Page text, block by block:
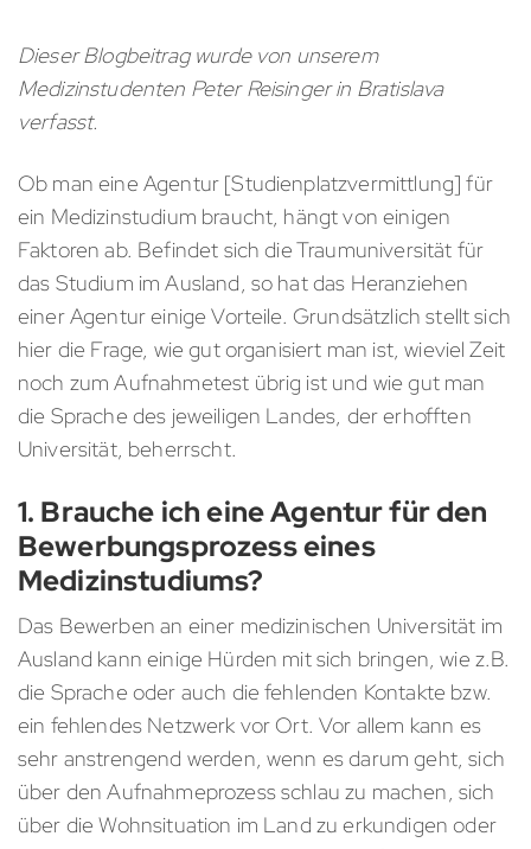
Dieser Blogbeitrag wurde von unserem
Medizinstudenten Peter Reisinger in Bratislava
verfasst.
Ob man eine Agentur [Studienplatzvermittlung] für
ein Medizinstudium braucht, hängt von einigen
Faktoren ab. Befindet sich die Traumuniversität für
das Studium im Ausland, so hat das Heranziehen
einer Agentur einige Vorteile. Grundsätzlich stellt sich
hier die Frage, wie gut organisiert man ist, wieviel Zeit
noch zum Aufnahmetest übrig ist und wie gut man
die Sprache des jeweiligen Landes, der erhofften
Universität, beherrscht.
1. Brauche ich eine Agentur für den
Bewerbungsprozess eines
Medizinstudiums?
Das Bewerben an einer medizinischen Universität im
Ausland kann einige Hürden mit sich bringen, wie z.B.
die Sprache oder auch die fehlenden Kontakte bzw.
ein fehlendes Netzwerk vor Ort. Vor allem kann es
sehr anstrengend werden, wenn es darum geht, sich
über den Aufnahmeprozess schlau zu machen, sich
über die Wohnsituation im Land zu erkundigen oder